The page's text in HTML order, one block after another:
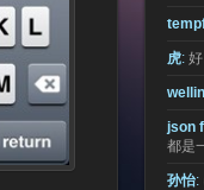
虎:
json
都是
孙怡: